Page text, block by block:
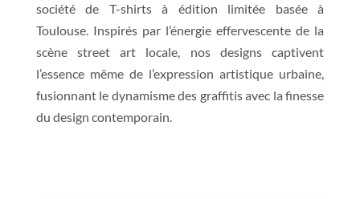
société de T-shirts à édition limitée basée à
Toulouse. Inspirés par l’énergie effervescente de la
scène street art locale, nos designs captivent
l’essence même de l’expression artistique urbaine,
fusionnant le dynamisme des graffitis avec la finesse
du design contemporain.